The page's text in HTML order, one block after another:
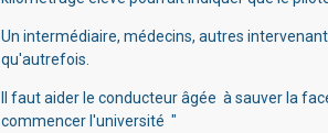
Un intermédiaire, médecins, autres
qu'autrefois.
Il fautaider le conducteur âgée à sauver la
commencer l'université "